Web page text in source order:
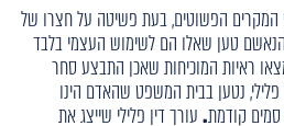
הפשוטים, בעת פשיטה על חצרו של
הנאשם טען שאלו הם לשימוש העצמי בלבד
ראיות המוכיחות שאכן התבצע סחר
נטען בבית המשפט שהאדם הינו
סמים קודמת.עורך דין פלילי שייצג את